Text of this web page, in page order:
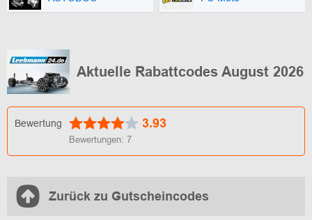
Aktuelle Rabattcodes August 2026
Bewertung 3.93
Bewertungen: 7
Zurück zu Gutscheincodes